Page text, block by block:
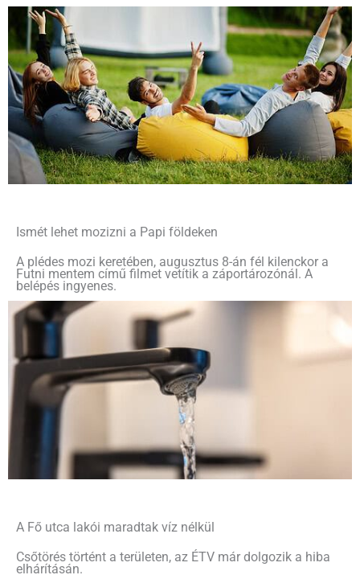
Ismét lehet mozizni a Papi földeken
A plédes mozi keretében, augusztus 8-án fél kilenckor a
Futni mentem című filmet vetítik a záportározónál. A
belépés ingyenes.
A Fő utca lakói maradtak víz nélkül
Csőtörés történt a területen, az ÉTV már dolgozik a hiba
elhárításán.